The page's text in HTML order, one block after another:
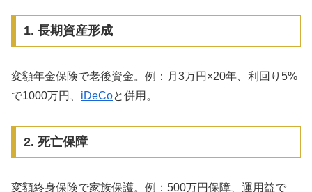
1. 長期資産形成
変額年金保険で老後資金。例：月3万円×20年、利回り5%
で1000万円、 iDeCoと併用。
2. 死亡保障
変額終身保険で家族保護。例：500万円保障、運用益で